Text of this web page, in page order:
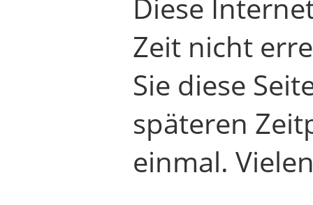
Diese
Zeit nicht
Sie diese
späteren
einmal.